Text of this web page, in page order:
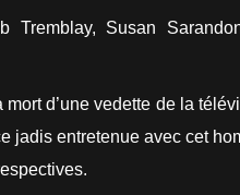
Tremblay, Susan
mort d’une vedette de la
jadis entretenue avec cet